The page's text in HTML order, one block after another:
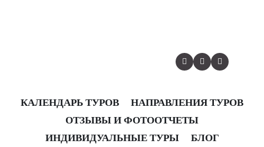
КАЛЕНДАРЬ ТУРОВ
НАПРАВЛЕНИЯ ТУРОВ
ОТЗЫВЫ И ФОТООТЧЕТЫ
ИНДИВИДУАЛЬНЫЕ ТУРЫ
БЛОГ